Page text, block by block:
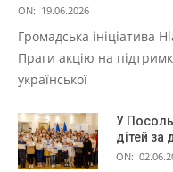
ON: 19.06.2026
Громадська ініціатива
Праги акцію на
української
У
дітей за
ON: